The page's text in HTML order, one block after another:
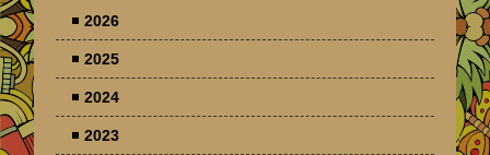
2026
2025
2024
2023